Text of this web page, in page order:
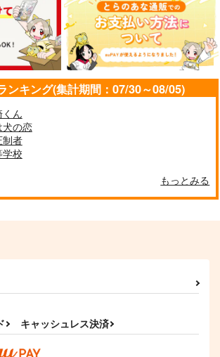
ンキング(集計期間：07/30～08/05)
くん
の恋
制者
校
もっとみる
キャッシュレス決済